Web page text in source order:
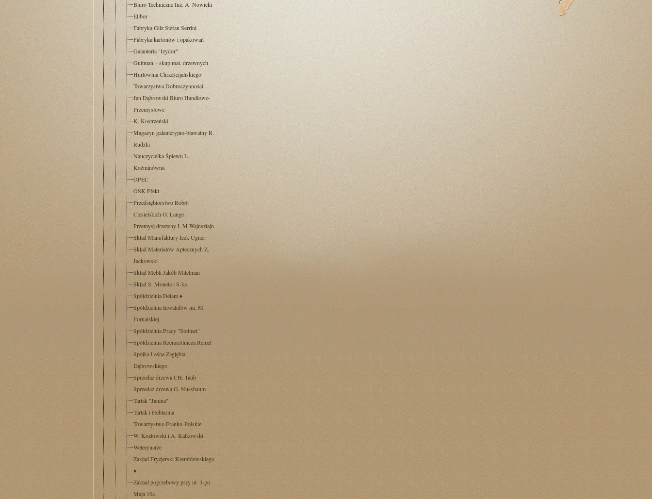
Biuro Techniczne Inż. A. Nowicki
Elibor
Fabryka Gilz Stefan Serrini
Fabryka kartonów i opakowań
Galanteria "Izydor"
Guttman – skup mat. drzewnych
Hurtownia Chrześcijańskiego
Towarzystwa Dobroczynności
Jan Dąbrowski Biuro Handlowo-
Przemysłowe
K. Kostrzeński
Magazyn galanteryjno-bławatny R.
Rudzki
Nauczycielka Śpiewu L.
Koźminówna
OPEC
OSK Efekt
Przedsiębiorstwo Robót
Ciesielskich O. Lange
Przemysł drzewny I. M Wajnsztajn
Skład Manufaktury Icek Ugner
Skład Materiałów Aptecznych Z.
Jackowski
Skład Mebli Jakób Mitelman
Skład S. Moneta i S-ka
Spółdzielnia Delam♦
Spółdzielnia Inwalidów im. M.
Fornalskiej
Spółdzielnia Pracy "Stolmet"
Spółdzielnia Rzemieślnicza Remet
Spółka Leśna Zagłębia
Dąbrowskiego
Sprzedaż drzewa CH. Taub
Sprzedaż drzewa G. Nussbaum
Tartak "Janina"
Tartak i Heblarnia
Towarzystwo Franko-Polskie
W. Kozłowski i A. Kalkowski
Weterynarze
Zakład Fryzjerski Kremblewskiego
♦
Zakład pogrzebowy przy ul. 3-go
Maja 10a